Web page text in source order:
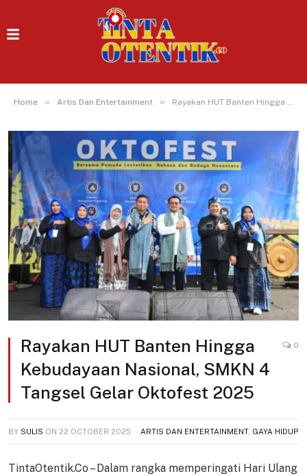
Home » Artis Dan Entertainment » Rayakan HUT Banten Hingga Kebudayaan Nasional, SMKN 4 Tangsel Gelar Oktofest 2025
Rayakan HUT Banten Hingga
Kebudayaan Nasional, SMKN 4
Tangsel Gelar Oktofest 2025
0
BY SULIS ON 22 OCTOBER 2025 ARTIS DAN ENTERTAINMENT, GAYA HIDUP
TintaOtentik.Co – Dalam rangka memperingati Hari Ulang